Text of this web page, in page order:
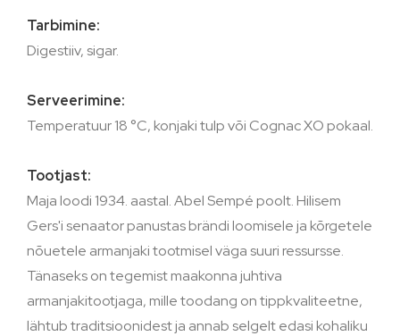
Tarbimine:
Digestiiv, sigar.
Serveerimine:
Temperatuur 18 °C, konjaki tulp või Cognac XO pokaal.
Tootjast:
Maja loodi 1934. aastal. Abel Sempé poolt. Hilisem
Gers'i senaator panustas brändi loomisele ja kõrgetele
nõuetele armanjaki tootmisel väga suuri ressursse.
Tänaseks on tegemist maakonna juhtiva
armanjakitootjaga, mille toodang on tippkvaliteetne,
lähtub traditsioonidest ja annab selgelt edasi kohaliku